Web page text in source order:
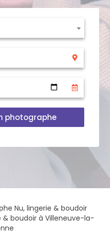
photographe
Nu, lingerie & boudoir
& boudoir à Villeneuve-la-